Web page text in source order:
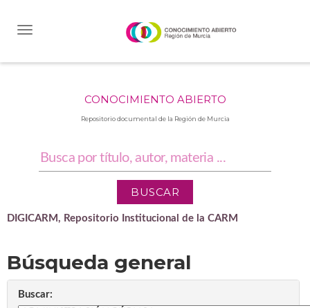
CONOCIMIENTO ABIERTO
Repositorio documental de la Región de Murcia
DIGICARM, Repositorio Institucional de la CARM
Búsqueda general
Buscar: